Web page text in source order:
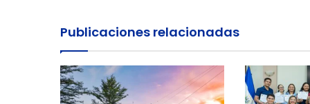
Publicaciones relacionadas